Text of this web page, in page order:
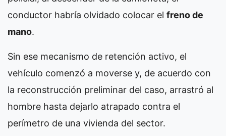
conductor habría olvidado colocar el freno de
mano.
Sin ese mecanismo de retención activo, el
vehículo comenzó a moverse y, de acuerdo con
la reconstrucción preliminar del caso, arrastró al
hombre hasta dejarlo atrapado contra el
perímetro de una vivienda del sector.